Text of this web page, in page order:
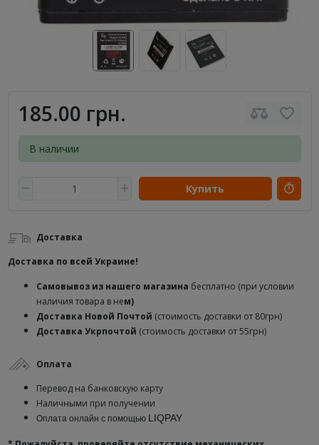
185.00 грн.
В наличии
Купить
Доставка
Доставка по всей Украине!
Самовывоз из нашего магазина бесплатно (при условии
наличия товара в нем)
Доставка Новой Почтой (стоимость доставки от 80грн)
Доставка Укрпочтой (стоимость доставки от 55грн)
Оплата
Перевод на банковскую карту
Наличными при получении
Оплата онлайн с помощью LIQPAY